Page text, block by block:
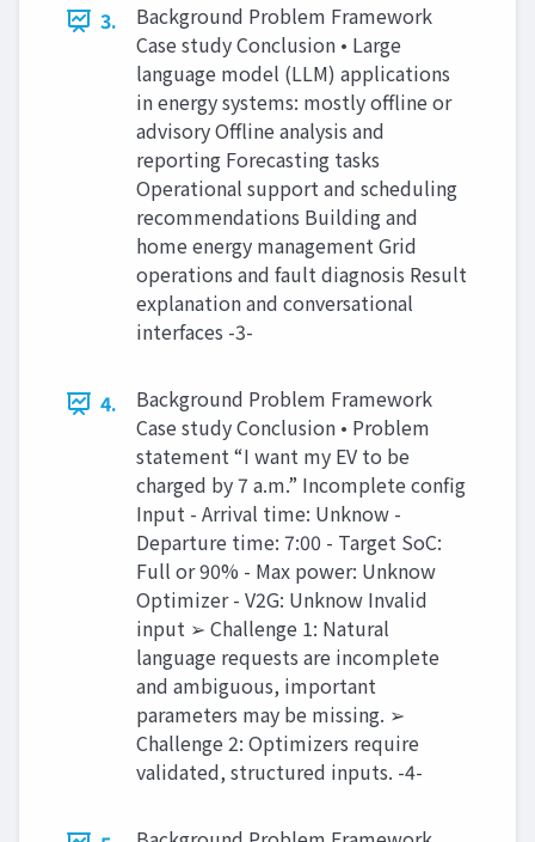
3.
Background Problem Framework
Case study Conclusion • Large
language model (LLM) applications
in energy systems: mostly offline or
advisory Offline analysis and
reporting Forecasting tasks
Operational support and scheduling
recommendations Building and
home energy management Grid
operations and fault diagnosis Result
explanation and conversational
interfaces -3-
4.
Background Problem Framework
Case study Conclusion • Problem
statement “I want my EV to be
charged by 7 a.m.” Incomplete config
Input - Arrival time: Unknow -
Departure time: 7:00 - Target SoC:
Full or 90% - Max power: Unknow
Optimizer - V2G: Unknow Invalid
input ➢ Challenge 1: Natural
language requests are incomplete
and ambiguous, important
parameters may be missing. ➢
Challenge 2: Optimizers require
validated, structured inputs. -4-